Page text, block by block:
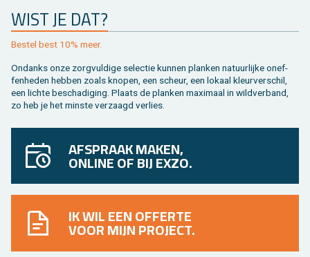
WIST JE DAT?
Be­stel best 10% meer.
On­danks onze zorg­vul­di­ge se­lec­tie kun­nen plan­ken na­tuur­lij­ke on­ef­
fen­he­den heb­ben zoals kno­pen, een scheur, een lo­kaal kleur­ver­schil,
een lich­te be­scha­di­ging. Plaats de plan­ken maxi­maal in wild­ver­band,
zo heb je het min­ste ver­zaagd ver­lies.
AFSPRAAK MAKEN,
ONLINE OF BIJ EXZO.
IK WIL EEN OFFERTE
VOOR MIJN PROJECT.